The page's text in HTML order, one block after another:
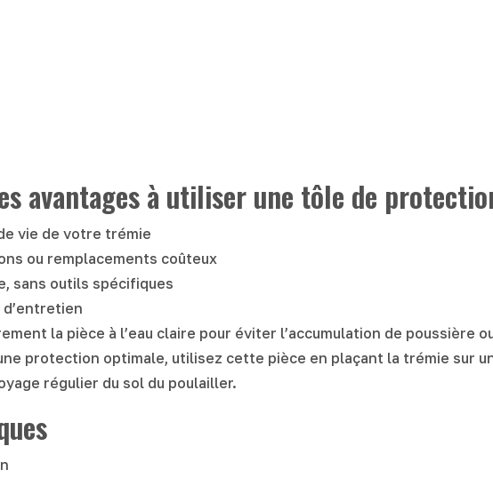
avantages à utiliser une tôle de
vie de votre trémie
ou remplacements coûteux
sans outils spécifiques
la pièce à l’eau claire pour éviter l’accumulation de poussière
protection optimale, utilisez cette pièce en plaçant la trémie sur
régulier du sol du poulailler.